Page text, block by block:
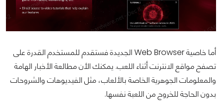
أما خاصية Web Browser الجديدة فستقدم للمستخدم القدرة على
تصفح مواقع الانترنت أثناء اللعب. يمكنك الأن مطالعة الأخبار الهامة
والمعلومات الجوهرية الخاصة بالألعاب، مثل الفيديوهات والشروحات
بدون الحاجة للخروج من اللعبة نفسها.